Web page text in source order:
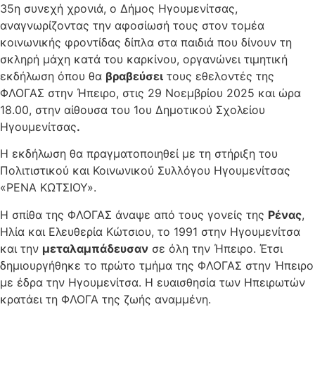
35η συνεχή χρονιά, ο Δήμος Ηγουμενίτσας,
αναγνωρίζοντας την αφοσίωσή τους στον τομέα
κοινωνικής φροντίδας δίπλα στα παιδιά που δίνουν τη
σκληρή μάχη κατά του καρκίνου, οργανώνει τιμητική
εκδήλωση όπου θα βραβεύσει τους εθελοντές της
ΦΛΟΓΑΣ στην Ήπειρο, στις 29 Νοεμβρίου 2025 και ώρα
18.00, στην αίθουσα του 1ου Δημοτικού Σχολείου
Ηγουμενίτσας.
Η εκδήλωση θα πραγματοποιηθεί με τη στήριξη του
Πολιτιστικού και Κοινωνικού Συλλόγου Ηγουμενίτσας
«ΡΕΝΑ ΚΩΤΣΙΟΥ».
Η σπίθα της ΦΛΟΓΑΣ άναψε από τους γονείς της Ρένας,
Ηλία και Ελευθερία Κώτσιου, το 1991 στην Ηγουμενίτσα
και την μεταλαμπάδευσαν σε όλη την Ήπειρο. Έτσι
δημιουργήθηκε το πρώτο τμήμα της ΦΛΟΓΑΣ στην Ήπειρο
με έδρα την Ηγουμενίτσα. Η ευαισθησία των Ηπειρωτών
κρατάει τη ΦΛΟΓΑ της ζωής αναμμένη.